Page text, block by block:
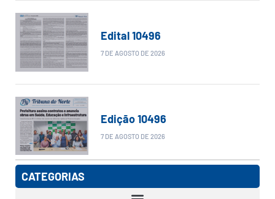
Edital 10496
7 DE AGOSTO DE 2026
Edição 10496
7 DE AGOSTO DE 2026
CATEGORIAS